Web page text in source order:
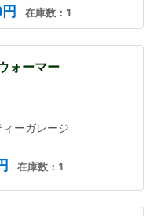
在庫数：1
ォーマー
ィーガレージ
在庫数：1